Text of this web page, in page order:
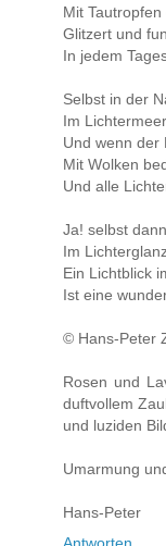
Mit
Glitzert und
In jedem
Selbst in der
Im
Und wenn der
Mit Wolken
Und alle
Ja! selbst
Im
Ein Lichtblick
Ist eine
© Hans-Peter
Rosen und
duftvollem
und luziden
Umarmung
Hans-Peter
Antworten